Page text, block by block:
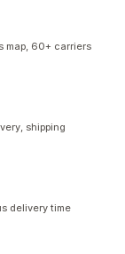
map, 60+ carriers
shipping
delivery time